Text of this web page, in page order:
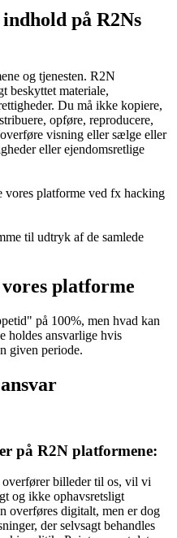
på R2Ns
og tjenesten. R2N
beskyttet materiale,
Du må ikke kopiere,
opføre, reproducere,
visning eller sælge eller
eller ejendomsretlige
vores platforme ved fx hacking
til udtryk af de samlede
platforme
på 100%, men hvad kan
holdes ansvarlige hvis
given periode.
på R2N platformene:
billeder til os, vil vi
og ikke ophavsretsligt
overføres digitalt, men er dog
der selvsagt behandles